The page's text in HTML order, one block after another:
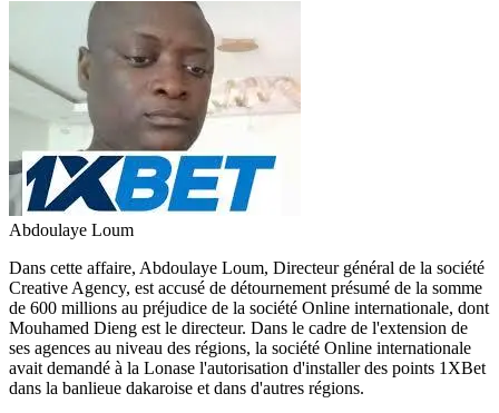
Abdoulaye Loum
Dans cette affaire, Abdoulaye Loum, Directeur général de la société
Creative Agency, est accusé de détournement présumé de la somme
de 600 millions au préjudice de la société Online internationale, dont
Mouhamed Dieng est le directeur. Dans le cadre de l'extension de
ses agences au niveau des régions, la société Online internationale
avait demandé à la Lonase l'autorisation d'installer des points 1XBet
dans la banlieue dakaroise et dans d'autres régions.